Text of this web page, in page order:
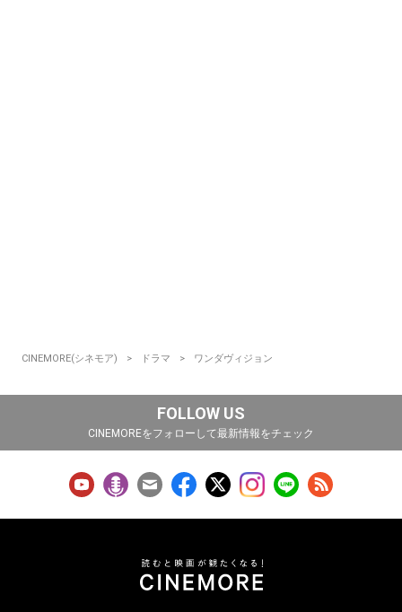
CINEMORE(シネモア) ドラマ ワンダヴィジョン
FOLLOW US
CINEMOREをフォローして最新情報をチェック